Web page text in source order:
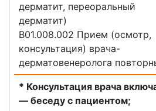
дерматит, переоральный
дерматит)
B01.008.002 Прием (осмотр,
консультация) врача-
дерматовенеролога
* Консультация врача
— беседу с пациентом;